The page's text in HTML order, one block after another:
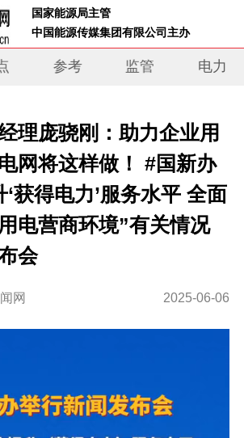
国家能源局主管
中国能源传媒集团有限公司主办
参考 监管 电力
理庞骁刚：助力企业用
网将这样做！ #国新办
获得电力’服务水平 全面
电营商环境”有关情况
会
网 2025-06-06